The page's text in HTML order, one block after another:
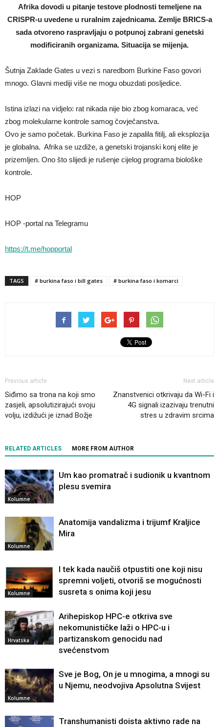
Afrika dovodi u pitanje testove plodnosti temeljene na
CRISPR-u uvedene u ruralnim zajednicama. Zemlje BRICS-a
sada otvoreno raspravljaju o potpunoj zabrani genetski
modificiranih organizama. Situacija se mijenja.
Šutnja Zaklade Gates u vezi s naredbom Burkine Faso govori
mnogo. Glavni mediji više ne mogu obuzdati posljedice.
Istina izlazi na vidjelo: rat nikada nije bio zbog komaraca, već
zbog molekularne kontrole samog čovječanstva.
Ovo je samo početak. Burkina Faso je zapalila fitilj, ali eksplozija
je globalna. Afrika se uzdiže, a genetski trojanski konj elite je
prizemljen. Ono što slijedi je rušenje cijelog programa biološke
kontrole.
HOP
HOP -portal na Telegramu
https://t.me/hopportal
TAGS # burkina faso i bill gates # burkina faso i komarci
Previous article
Siđimo sa trona na koji smo
zasjeli, apsolutizirajući svoju
volju, izdižući je iznad Božje
Next article
Znanstvenici otkrivaju da Wi-Fi i
4G signali izazivaju trenutni
stres u zdravim srcima
RELATED ARTICLES MORE FROM AUTHOR
Kolumne
Um kao promatrač i sudionik u kvantnom
plesu svemira
Kolumne
Anatomija vandalizma i trijumf Kraljice
Mira
Kolumne
I tek kada naučiš otpustiti one koji nisu
spremni voljeti, otvoriš se mogućnosti
susreta s onima koji jesu
Hrvatska
Arihepiskop HPC-e otkriva sve
nekomunističke laži o HPC-u i
partizanskom genocidu nad
svećenstvom
Kolumne
Sve je Bog, On je u mnogima, a mnogi su
u Njemu, neodvojiva Apsolutna Svijest
Transhumanisti doista aktivno rade na